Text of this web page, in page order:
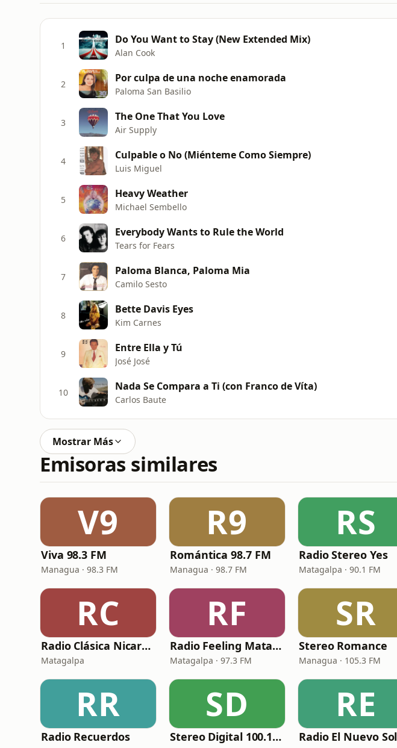
1 Do You Want to Stay (New Extended Mix)
Alan Cook
2 Por culpa de una noche enamorada
Paloma San Basilio
3 The One That You Love
Air Supply
4 Culpable o No (Miénteme Como Siempre)
Luis Miguel
5 Heavy Weather
Michael Sembello
6 Everybody Wants to Rule the World
Tears for Fears
7 Paloma Blanca, Paloma Mia
Camilo Sesto
8 Bette Davis Eyes
Kim Carnes
9 Entre Ella y Tú
José José
10 Nada Se Compara a Ti (con Franco de Víta)
Carlos Baute
Mostrar Más
Emisoras similares
V9
Viva 98.3 FM
Managua · 98.3 FM
R9
Romántica 98.7 FM
Managua · 98.7 FM
RS
Radio Stereo Yes
Matagalpa · 90.1 FM
RC
Radio Clásica Nicaragua
Matagalpa
RF
Radio Feeling Matagalpa Nicaragua
Matagalpa · 97.3 FM
SR
Stereo Romance
Managua · 105.3 FM
RR
Radio Recuerdos
SD
Stereo Digital 100.1 FM
RE
Radio El Nuevo Sol